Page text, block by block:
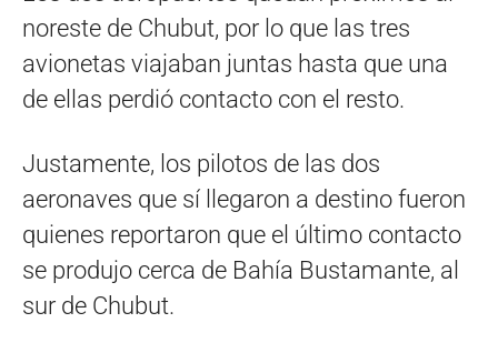
noreste de Chubut, por lo que las tres
avionetas viajaban juntas hasta que una
de ellas perdió contacto con el resto.
Justamente, los pilotos de las dos
aeronaves que sí llegaron a destino fueron
quienes reportaron que el último contacto
se produjo cerca de Bahía Bustamante, al
sur de Chubut.